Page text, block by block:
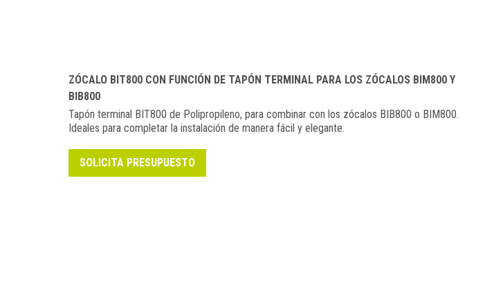
ZÓCALO BIT800 CON FUNCIÓN DE TAPÓN TERMINAL PARA LOS ZÓCALOS BIM800 Y
BIB800
Tapón terminal BIT800 de Polipropileno, para combinar con los zócalos BIB800 o BIM800.
Ideales para completar la instalación de manera fácil y elegante.
SOLICITA PRESUPUESTO